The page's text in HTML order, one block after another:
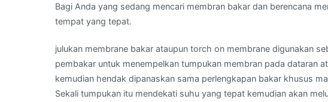
Bagi Anda yang sedang mencari membran bakar dan berencana
tempat yang tepat.
julukan membrane bakar ataupun torch on membrane digunakan
pembakar untuk menempelkan tumpukan membran pada dataran
kemudian hendak dipanaskan sama perlengkapan bakar khusus
Sekali tumpukan itu mendekati suhu yang tepat kemudian akan